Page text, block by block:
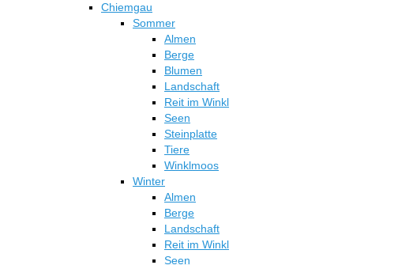
Chiemgau
Sommer
Almen
Berge
Blumen
Landschaft
Reit im Winkl
Seen
Steinplatte
Tiere
Winklmoos
Winter
Almen
Berge
Landschaft
Reit im Winkl
Seen